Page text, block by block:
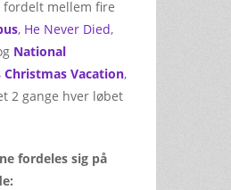
fordelt mellem fire
, He Never Died,
National
Christmas Vacation,
2 gange hver løbet
fordeles sig på